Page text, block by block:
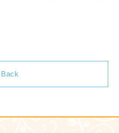
Back